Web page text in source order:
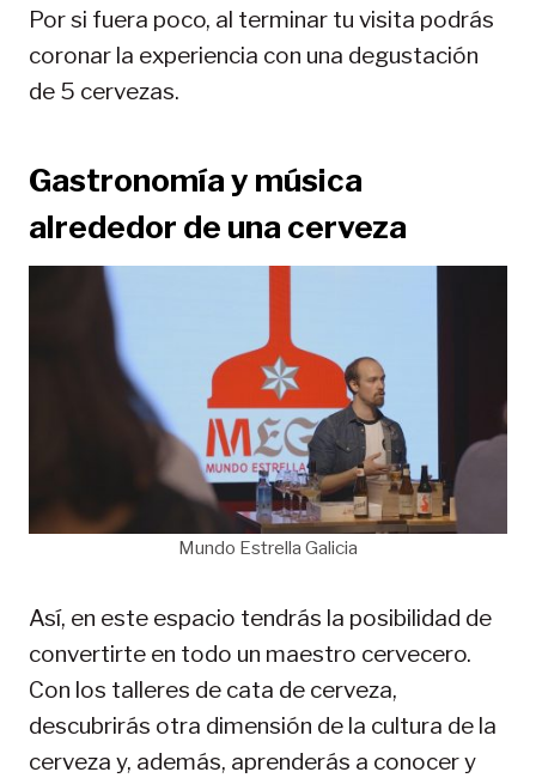
Por si fuera poco, al terminar tu visita podrás
coronar la experiencia con una degustación
de 5 cervezas.
Gastronomía y música
alrededor de una cerveza
Mundo Estrella Galicia
Así, en este espacio tendrás la posibilidad de
convertirte en todo un maestro cervecero.
Con los talleres de cata de cerveza,
descubrirás otra dimensión de la cultura de la
cerveza y, además, aprenderás a conocer y